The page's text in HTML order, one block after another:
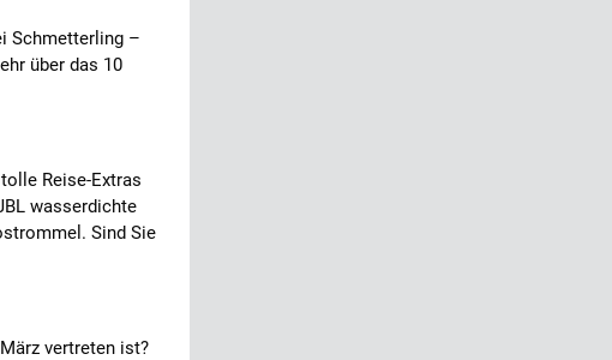
Schmetterling –
über das 10
Reise-Extras
wasserdichte
Sind Sie
vertreten ist?